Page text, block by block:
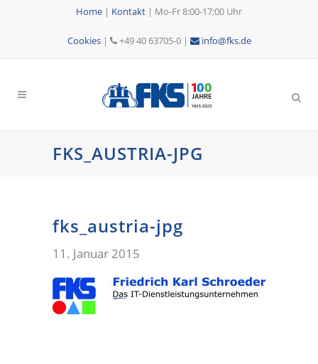
Home | Kontakt | Mo-Fr 8:00-17:00 Uhr
Cookies| +49 40 63705-0 | info@fks.de
FKS_AUSTRIA-JPG
fks_austria-jpg
11. Januar 2015